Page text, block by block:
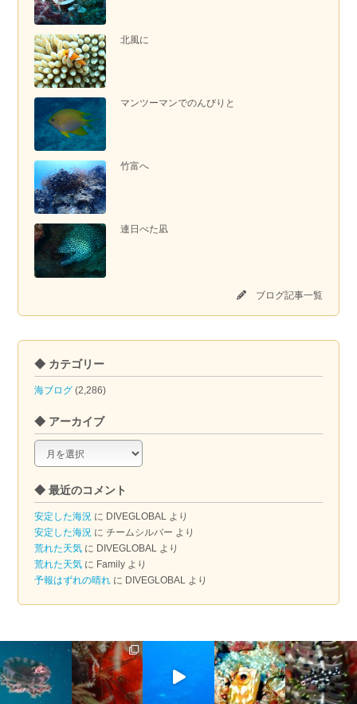
北風に
マンツーマンでのんびりと
竹富へ
連日べた凪
ブログ記事一覧
◆ カテゴリー
海ブログ (2,286)
◆ アーカイブ
ア
カ
イ
ブ
◆ 最近のコメント
安定した海況 に DIVEGLOBAL より
安定した海況 にチームシルバー より
荒れた天気 に DIVEGLOBAL より
荒れた天気 に Family より
予報はずれの晴れ に DIVEGLOBAL より